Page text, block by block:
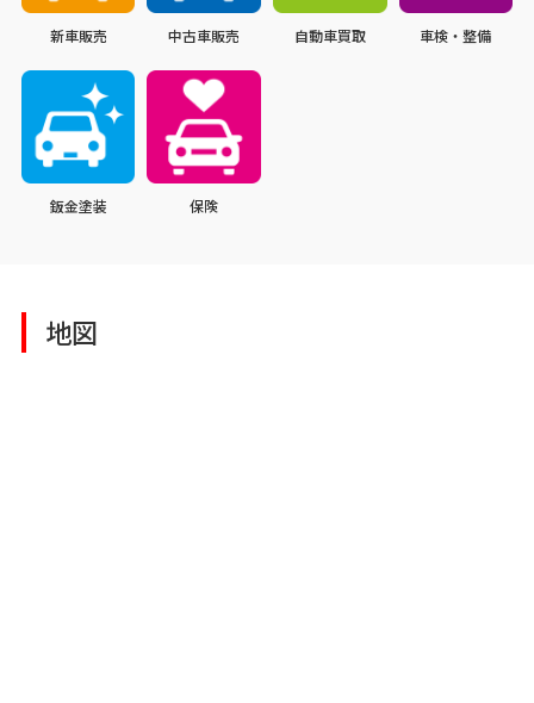
新車販売 中古車販売 自動車買取 車検・整備
鈑金塗装 保険
地図